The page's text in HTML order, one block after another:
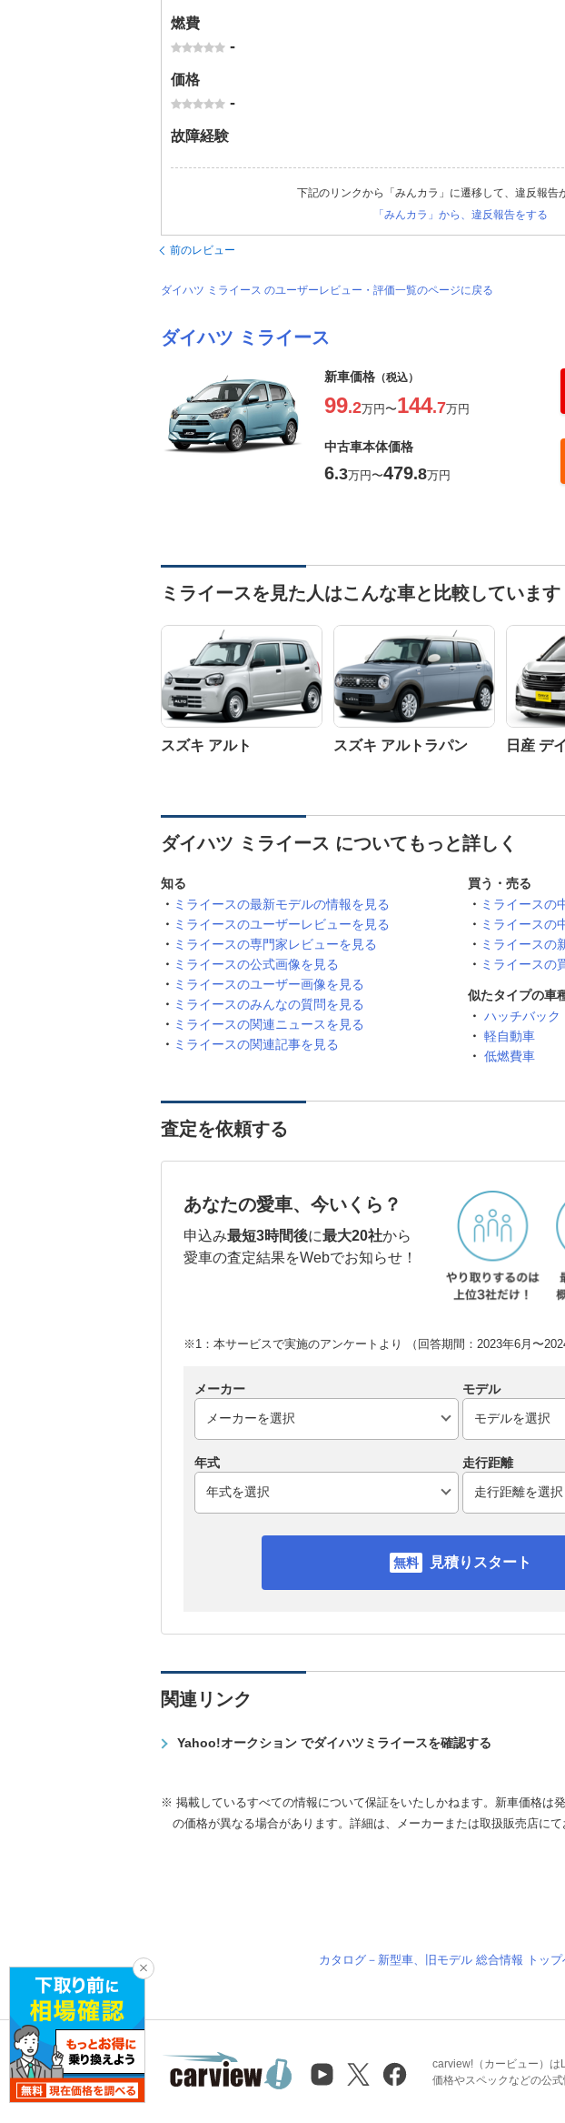
燃費
-
価格
-
故障経験
下記のリンクから「みんカラ」に遷移して、違反報告
「みんカラ」から、違反報告をする
前のレビュー
ダイハツ ミライース のユーザーレビュー・評価一覧のページに戻る
ダイハツ ミライース
新車価格 （税込）
99.2万円〜144.7万円
中古車本体価格
6.3万円〜479.8万円
ミライースを見た人はこんな車と比較しています
スズキ アルト スズキ アルトラパン 日産 デ
ダイハツ ミライース についてもっと詳しく
知る
ミライースの最新モデルの情報を見る
ミライースのユーザーレビューを見る
ミライースの専門家レビューを見る
ミライースの公式画像を見る
ミライースのユーザー画像を見る
ミライースのみんなの質問を見る
ミライースの関連ニュースを見る
ミライースの関連記事を見る
買う・売る
ミライースの
ミライースの
ミライースの
ミライースの
似たタイプの車
ハッチバック
軽自動車
低燃費車
査定を依頼する
あなたの愛車、今いくら？
申込み最短3時間後に最大20社から
愛車の査定結果をWebでお知らせ！
※1：本サービスで実施のアンケートより （回答期間：2023年6月〜
メーカー モデル
年式 走行距離
見積りスタート
関連リンク
Yahoo!オークション でダイハツミライースを確認する
※ 掲載しているすべての情報について保証をいたしかねます。新車価格は
の価格が異なる場合があります。詳細は、メーカーまたは取扱販売店にて
カタログ－新型車、旧モデル 総合情報 トップ
carview!（カービュー）は
価格やスペックなどの公